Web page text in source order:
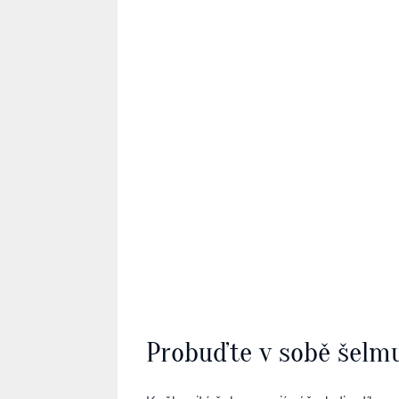
Probuďte v sobě